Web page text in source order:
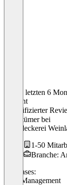
In den letzten 6
Vincent
Verifizierter
Eigentümerbei
Dachdeckerei
1-50
Branche:
Use cases:
Debt Management